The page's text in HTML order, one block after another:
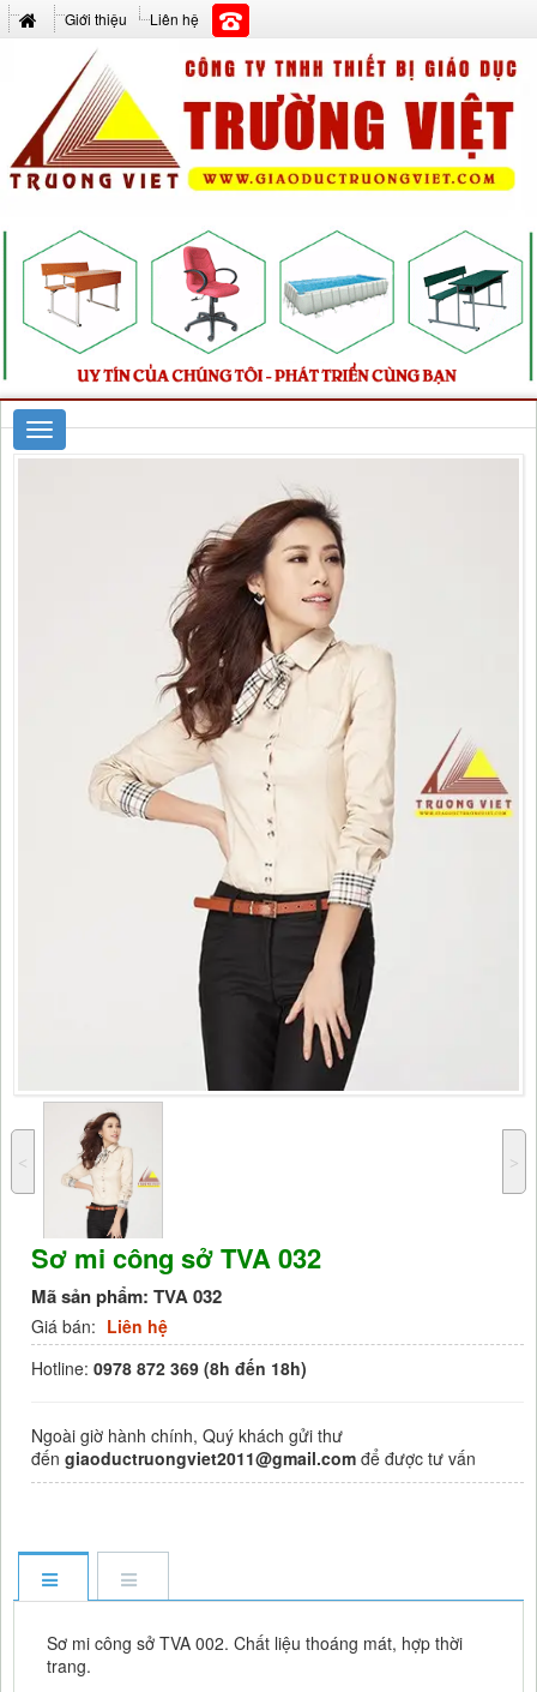
Giới thiệu Liên hệ
˂ ˃
Sơ mi công sở TVA 032
Mã sản phẩm: TVA 032
Giá bán: Liên hệ
Hotline: 0978 872 369 (8h đến 18h)
Ngoài giờ hành chính, Quý khách gửi thư
đến giaoductruongviet2011@gmail.com để được tư vấn
Sơ mi công sở TVA 002. Chất liệu thoáng mát, hợp thời
trang.